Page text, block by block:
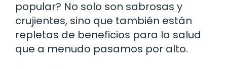
popular? No solo son sabrosas y
crujientes, sino que también están
repletas de beneficios para la salud
que a menudo pasamos por alto.